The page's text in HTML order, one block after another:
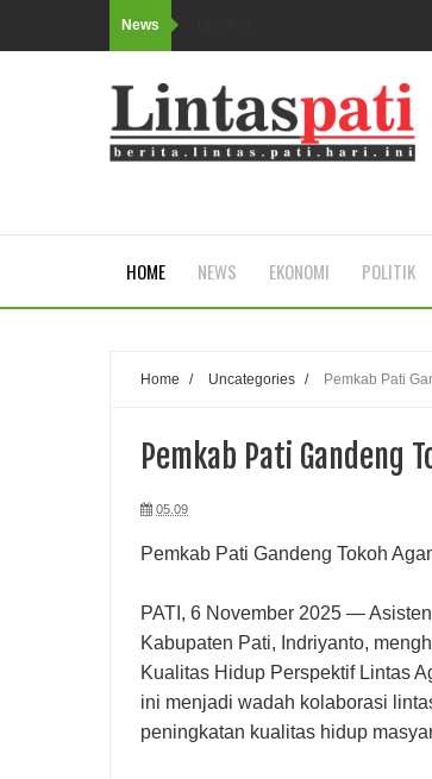
News
HOME NEWS EKONOMI POLITIK
Home / Uncategories / Pemkab Pati
Pemkab Pati Gandeng
05.09
Pemkab Pati Gandeng Tokoh
PATI, 6 November 2025 —
Kabupaten Pati, Indriyanto,
Kualitas Hidup Perspektif Lintas
ini menjadi wadah kolaborasi
peningkatan kualitas hidup